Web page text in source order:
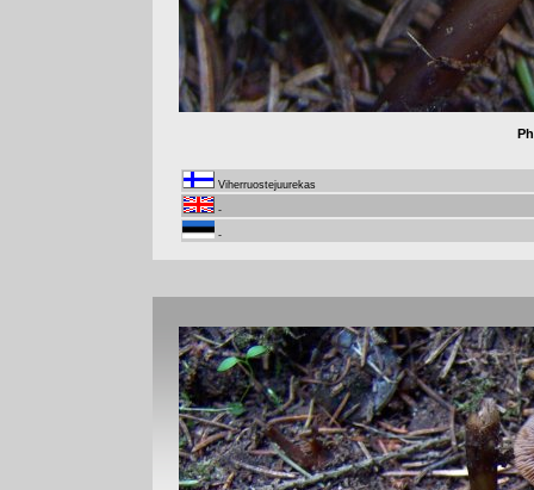
Viherruostejuurekas
-
-